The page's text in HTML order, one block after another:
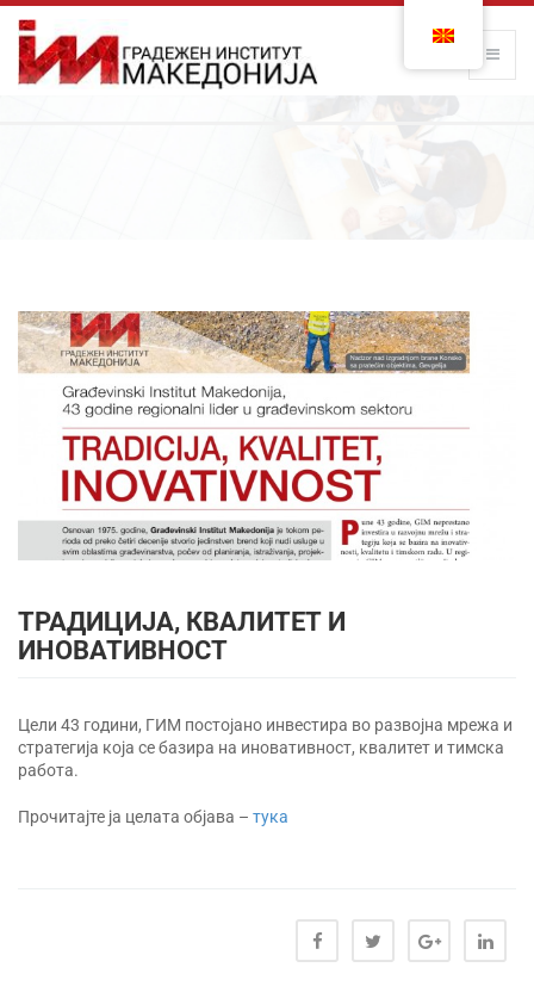
ТРАДИЦИЈА, КВАЛИТЕТ И
ИНОВАТИВНОСТ
Цели 43 години, ГИМ постојано инвестира во развојна мрежа и
стратегија која се базира на иновативност, квалитет и тимска
работа.
Прочитајте ја целата објава – тука